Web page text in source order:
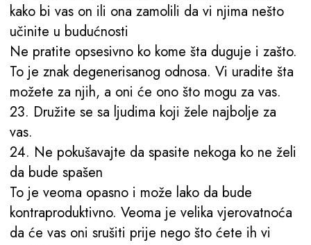
kako bi vas on ili ona zamolili da vi njima nešto
učinite u budućnosti
Ne pratite opsesivno ko kome šta duguje i zašto.
To je znak degenerisanog odnosa. Vi uradite šta
možete za njih, a oni će ono što mogu za vas.
23. Družite se sa ljudima koji žele najbolje za
vas.
24. Ne pokušavajte da spasite nekoga ko ne želi
da bude spašen
To je veoma opasno i može lako da bude
kontraproduktivno. Veoma je velika vjerovatnoća
da će vas oni srušiti prije nego što ćete ih vi